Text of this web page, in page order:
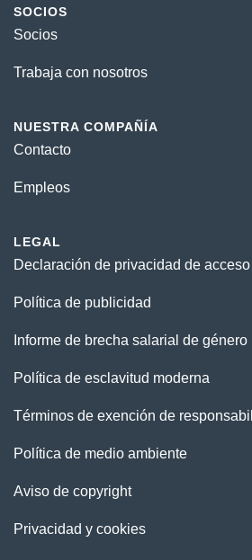
SOCIOS
Socios
Trabaja con nosotros
NUESTRA COMPAÑÍA
Contacto
Empleos
LEGAL
Declaración de privacidad de
Política de publicidad
Informe de brecha salarial de género
Política de esclavitud moderna
Términos de exención de
Política de medio ambiente
Aviso de copyright
Privacidad y cookies